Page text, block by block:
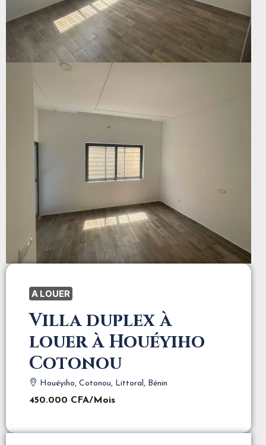
A LOUER
Villa duplex à
louer à Houéyiho
Cotonou
Houéyiho, Cotonou, Littoral, Bénin
450.000 CFA/Mois